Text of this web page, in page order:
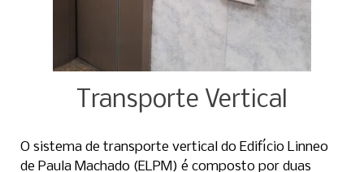
Transporte Vertical
O sistema de transporte vertical do Edifício Linneo
de Paula Machado (ELPM) é composto por duas